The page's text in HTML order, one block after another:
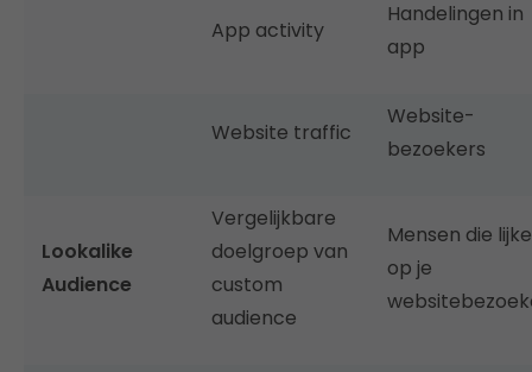
App activity
Handelingen in
app
Website traffic
Website-
bezoekers
Lookalike
Audience
Vergelijkbare
doelgroep van
custom
audience
Mensen die
op je